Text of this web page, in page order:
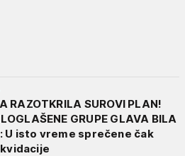
RAZOTKRILA SUROVI PLAN!
GRUPE GLAVA BILA
U isto vreme sprečene čak